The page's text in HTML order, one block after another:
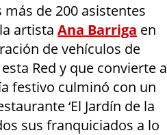
de 200 asistentes
artista Ana Barriga en
de vehículos de
Red y que convierte a
festivo culminó con un
‘El Jardín de la
sus franquiciados a lo